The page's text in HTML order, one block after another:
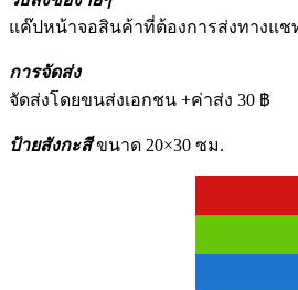
แค๊ปหน้าจอสินค้าที่ต้องการส่งทางแช
การจัดส่ง
จัดส่งโดยขนส่งเอกชน +ค่าส่ง 30 ฿
ป้ายสังกะสีขนาด 20×30 ซม.